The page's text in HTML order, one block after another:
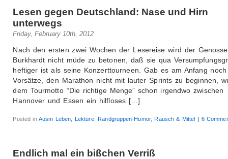
Lesen gegen Deutschland: Nase und Hirn
unterwegs
Friday, February 10th, 2012
Nach den ersten zwei Wochen der Lesereise wird der Genosse
Burkhardt nicht müde zu betonen, daß sie qua
heftiger ist als seine Konzerttourneen. Gab es am Anfang
Vorsätze, den Marathon nicht mit lauter Sprints zu beginnen,
dem Tourmotto “Die richtige Menge” schon irgendwo zwischen
Hannover und Essen ein hilfloses […]
Posted inAusm Leben Lektüre,Randgruppen-Humor,Rausch & Mittel | 6
Endlich mal ein bißchen Verriß